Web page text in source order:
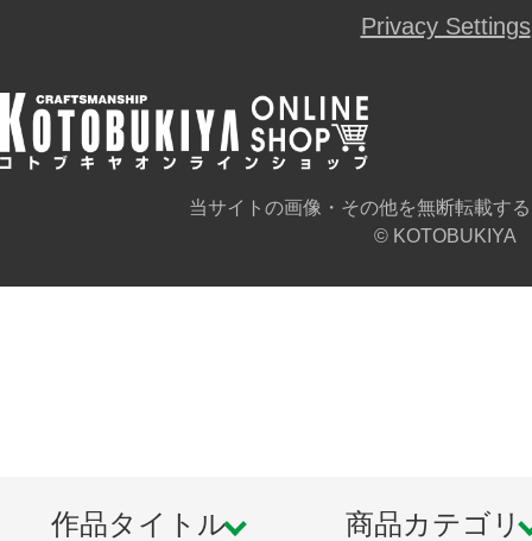
Privacy Settings
当サイトの画像・その他を無断転載す
© KOTOBUKIYA
作品タイトル 商品カテゴリ